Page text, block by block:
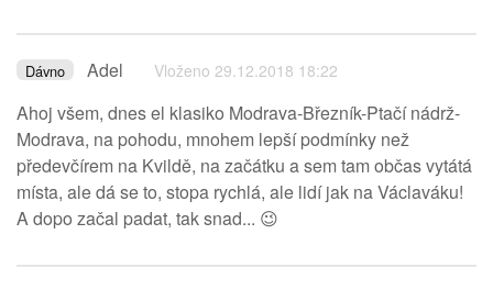
Dávno Adel Vloženo 29.12.2018 18:22
Ahoj všem, dnes el klasiko Modrava-Březník-Ptačí nádrž-
Modrava, na pohodu, mnohem lepší podmínky než
předevčírem na Kvildě, na začátku a sem tam občas vytátá
místa, ale dá se to, stopa rychlá, ale lidí jak na Václaváku!
A dopo začal padat, tak snad... 😉